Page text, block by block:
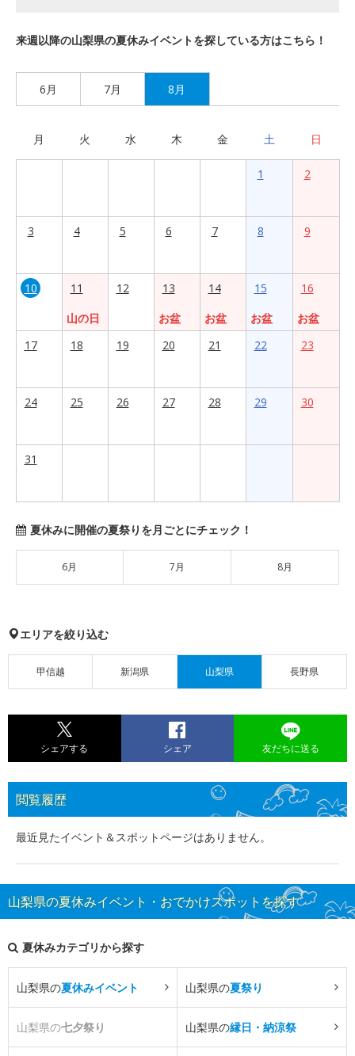
来週以降の山梨県の夏休みイベントを探している方はこちら！
6月 7月 8月
月 火 水 木 金 土 日
1 2
3 4 5 6 7 8 9
10
11
山の日
12
13
お盆
14
お盆
15
お盆
16
お盆
17
18 19 20 21 22 23
24 25 26 27 28 29 30
31
夏休みに開催の夏祭りを月ごとにチェック！
6月 7月 8月
エリアを絞り込む
甲信越 新潟県 山梨県 長野県
シェアする シェア 友だちに送る
閲覧履歴
最近見たイベント＆スポットページはありません。
山梨県の夏休みイベント・おでかけスポットを探す
夏休みカテゴリから探す
山梨県の夏休みイベント 山梨県の夏祭り
山梨県の七夕祭り 山梨県の縁日・納涼祭